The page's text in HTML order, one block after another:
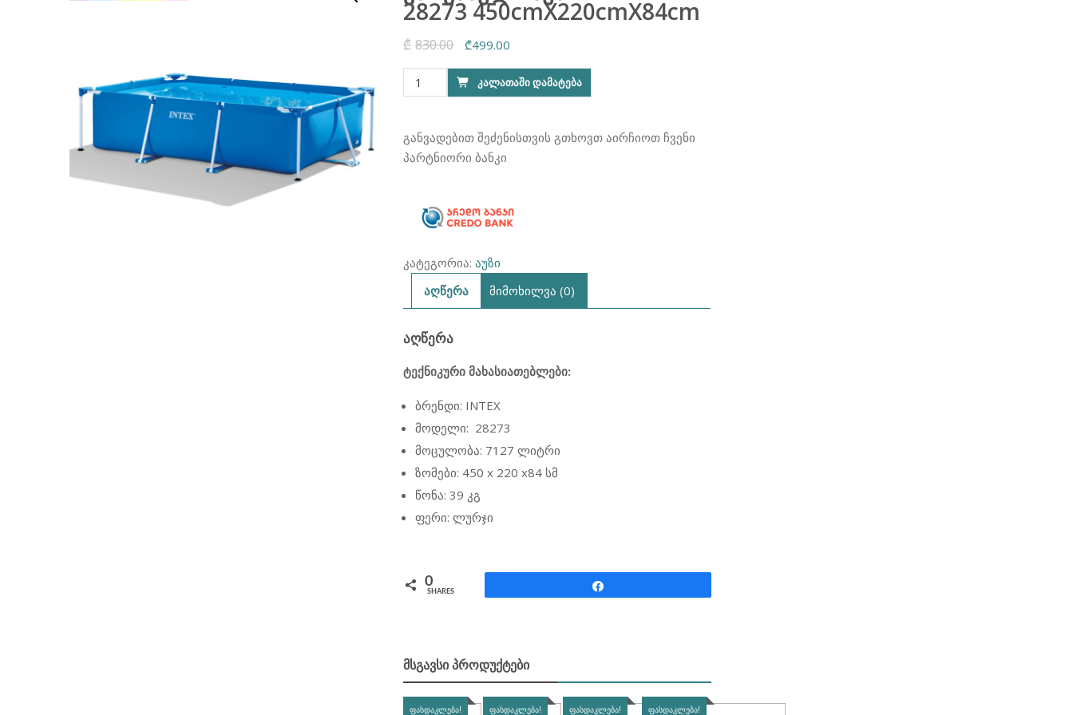
28273 450cmX220cmX84cm
₾ 830.00
Original
price
was:
₾499.00
price
is:
რაოდენობა:
კარკასული
INTEX
28273
ᲙᲐᲚᲐᲗᲐᲨᲘ ᲓᲐᲛᲐᲢᲔᲑᲐ
განვადებით შეძენისთვის გთხოვთ აირჩიოთ ჩვენი
პარტნიორი ბანკი
კატეგორია:აუზი
აღწერა
მიმოხილვა (0)
ᲐᲦᲬᲔᲠᲐ
ტექნიკური მახასიათებლები:
ბრენდი: INTEX
მოდელი: 28273
მოცულობა: 7127 ლიტრი
ზომები: 450 x 220 x84 სმ
წონა: 39 კგ
ფერი: ლურჯი
0
SHARES
ᲛᲡᲒᲐᲕᲡᲘ ᲞᲠᲝᲓᲣᲥᲢᲔᲑᲘ
ᲤᲐᲡᲓᲐᲙᲚᲔᲑᲐ! ᲤᲐᲡᲓᲐᲙᲚᲔᲑᲐ! ᲤᲐᲡᲓᲐᲙᲚᲔᲑᲐ! ᲤᲐᲡᲓᲐᲙᲚᲔᲑᲐ!